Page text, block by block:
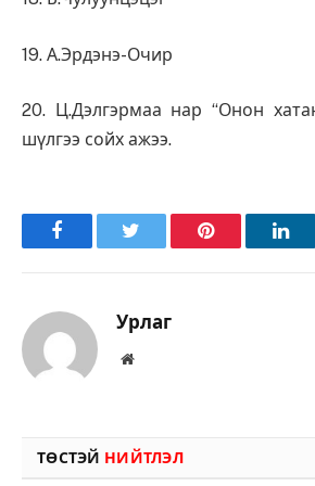
19. А.Эрдэнэ-Очир
20. Ц.Дэлгэрмаа нар “Онон
шүлгээ сойх ажээ.
FacebookTwitter Pinterest
Урлаг
Вэбсайт
ТӨСТЭЙ НИЙТЛЭЛ